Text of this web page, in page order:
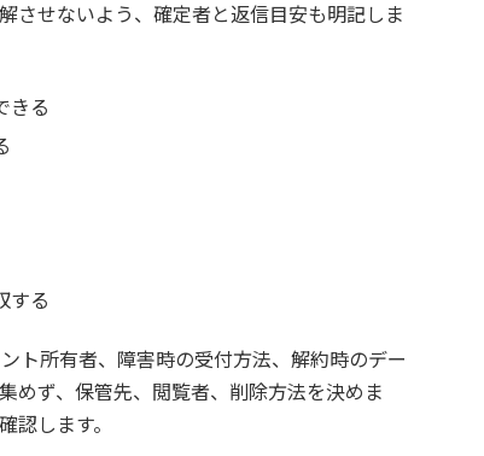
させないよう、確定者と返信目安も明記しま
きる
する
ト所有者、障害時の受付方法、解約時のデー
めず、保管先、閲覧者、削除方法を決めま
認します。